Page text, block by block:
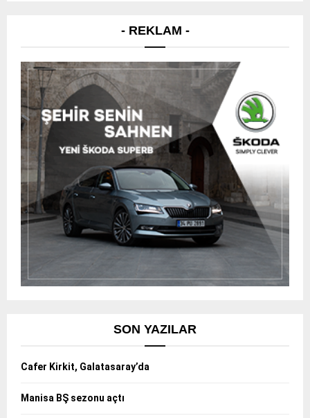
- REKLAM -
SON YAZILAR
Cafer Kirkit, Galatasaray’da
Manisa BŞ sezonu açtı